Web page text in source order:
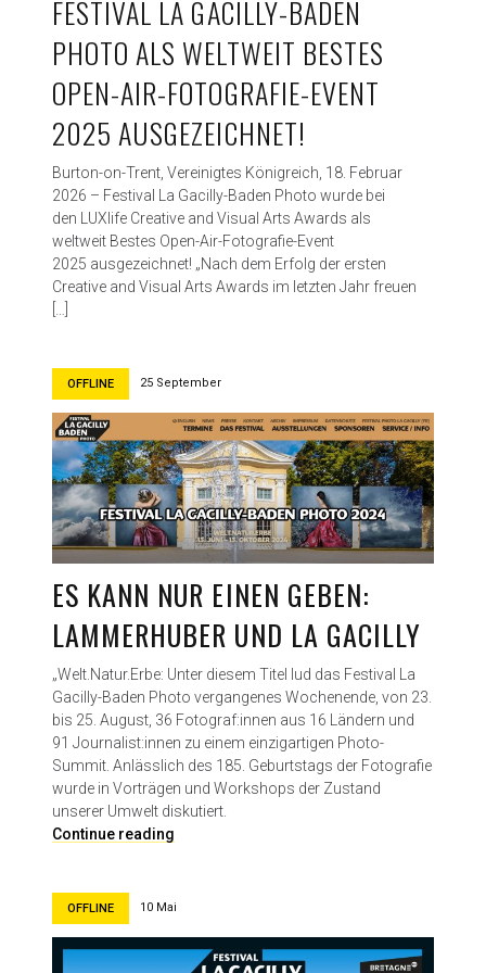
FESTIVAL LA GACILLY-BADEN
PHOTO ALS WELTWEIT BESTES
OPEN-AIR-FOTOGRAFIE-EVENT
2025 AUSGEZEICHNET!
Burton-on-Trent, Vereinigtes Königreich, 18. Februar
2026 – Festival La Gacilly-Baden Photo wurde bei
den LUXlife Creative and Visual Arts Awards als
weltweit Bestes Open-Air-Fotografie-Event
2025 ausgezeichnet! „Nach dem Erfolg der ersten
Creative and Visual Arts Awards im letzten Jahr freuen
OFFLINE 25 September
ES KANN NUR EINEN GEBEN:
LAMMERHUBER UND LA GACILLY
„Welt.Natur.Erbe: Unter diesem Titel lud das Festival La
Gacilly-Baden Photo vergangenes Wochenende, von 23.
bis 25. August, 36 Fotograf:innen aus 16 Ländern und
91 Journalist:innen zu einem einzigartigen Photo-
Summit. Anlässlich des 185. Geburtstags der Fotografie
wurde in Vorträgen und Workshops der Zustand
unserer Umwelt diskutiert.
Continue reading
a
n
OFFLINE 10 Mai